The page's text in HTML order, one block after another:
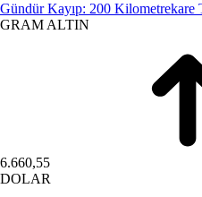
Gündür Kayıp: 200 Kilometrekare
GRAM ALTIN
6.660,55
DOLAR